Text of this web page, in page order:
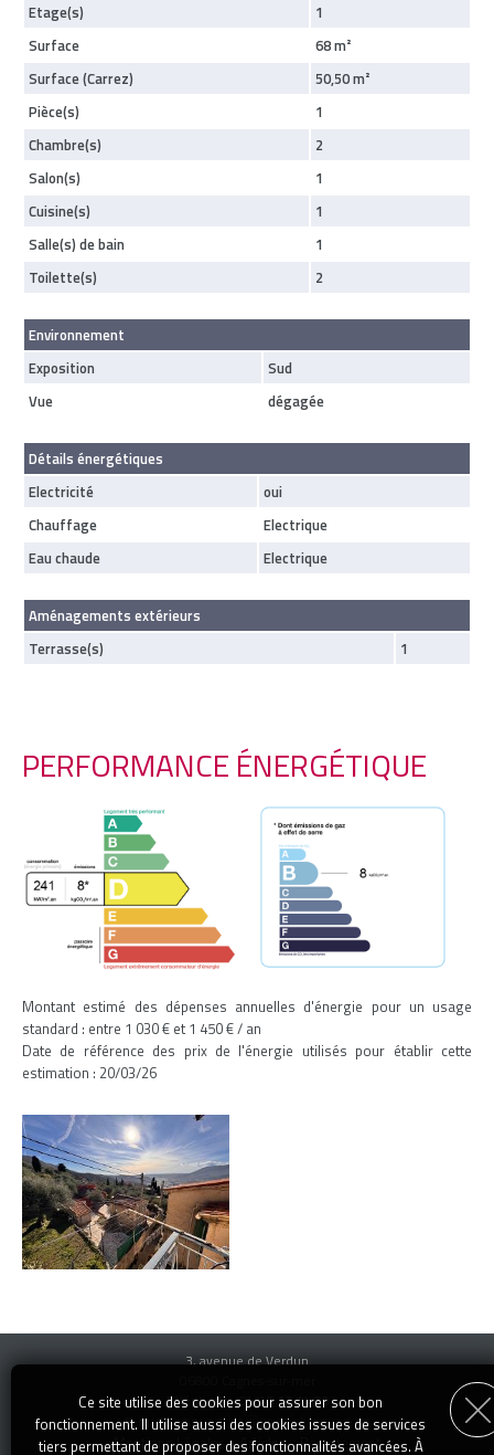
Etage(s)
1
Surface
68 m²
Surface (Carrez)
50,50 m²
Pièce(s)
1
Chambre(s)
2
Salon(s)
1
Cuisine(s)
1
Salle(s) de bain
1
Toilette(s)
2
Environnement
Exposition
Sud
Vue
dégagée
Détails énergétiques
Electricité
oui
Chauffage
Electrique
Eau chaude
Electrique
Aménagements extérieurs
Terrasse(s)
1
PERFORMANCE ÉNERGÉTIQUE
Montant estimé des dépenses annuelles d'énergie pour un usage
standard : entre 1 030 € et 1 450 € / an
Date de référence des prix de l'énergie utilisés pour établir cette
estimation : 20/03/26
3, avenue de Verdun
Téléphone : 04 92 13 14 00
E-mail :transaction@specialimmo.com
Mentions Légales -Articles-Recrutement
Ce site utilise des cookies pour assurer son bon
fonctionnement. Il utilise aussi des cookies issues de services
tiers permettant de proposer des fonctionnalités avancées. À